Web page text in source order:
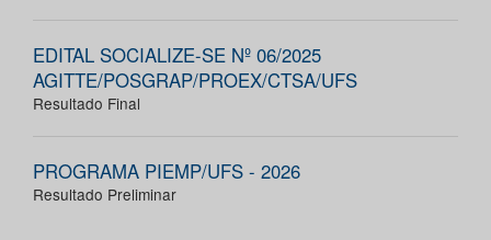
EDITAL SOCIALIZE-SE Nº 06/2025
AGITTE/POSGRAP/PROEX/CTSA/UFS
Resultado Final
PROGRAMA PIEMP/UFS - 2026
Resultado Preliminar